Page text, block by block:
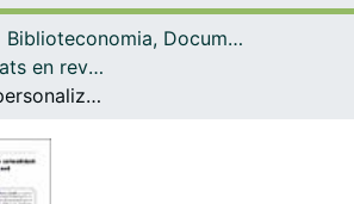
Navega per tot el DD
Com publicar
Biblioteconomia, Documentació i Comunicació Audiovisual
Articles publicats en revistes (Biblioteconomia, Documentació i Comunicació Audiovisual)
Los servicios personalizados de información de actualidad: estudio de usuarios del periódico Avui.cat